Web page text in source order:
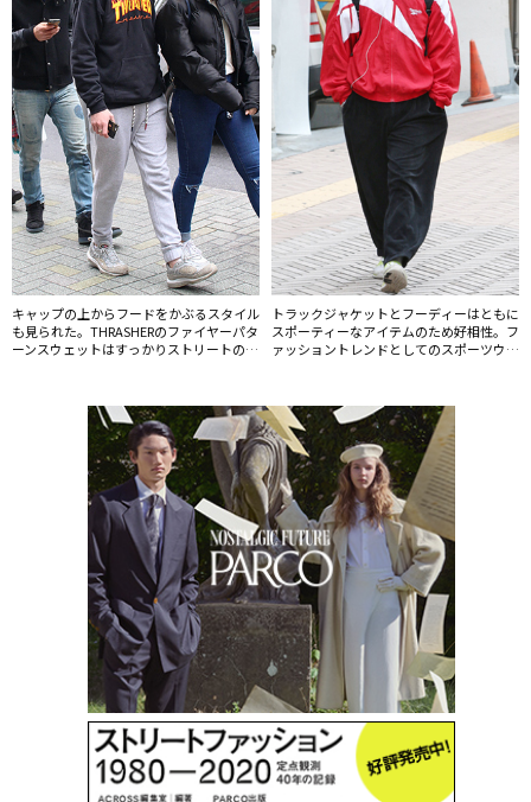
キャップの上からフードをかぶるスタイル
も見られた。THRASHERのファイヤーパタ
ーンスウェットはすっかりストリートの定
トラックジャケットとフーディーはともに
スポーティーなアイテムのため好相性。フ
ァッショントレンドとしてのスポーツウェ